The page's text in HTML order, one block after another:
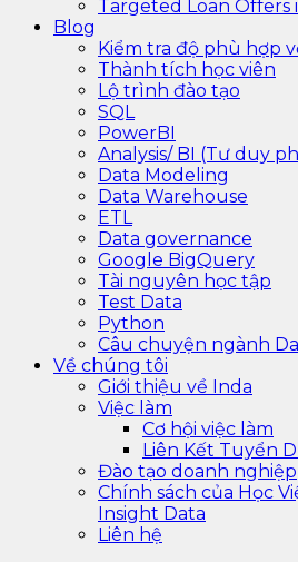
Targeted Loan Offers
Blog
Kiểm tra độ phù hợp
Thành tích học viên
Lộ trình đào tạo
SQL
PowerBI
Analysis/ BI (Tư duy
Data Modeling
Data Warehouse
ETL
Data governance
Google BigQuery
Tài nguyên học tập
Test Data
Python
Câu chuyện ngành
Về chúng tôi
Giới thiệu về Inda
Việc làm
Cơ hội việc làm
Liên Kết Tuyển
Đào tạo doanh nghiệp
Chính sách của Học
Insight Data
Liên hệ